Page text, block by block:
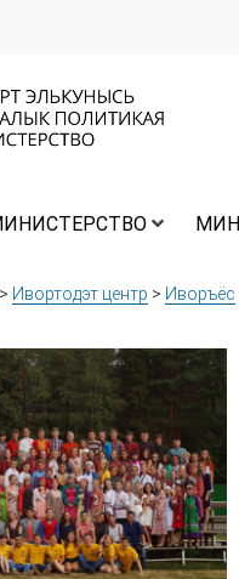
> Ивортодэт центр > Иворъёс